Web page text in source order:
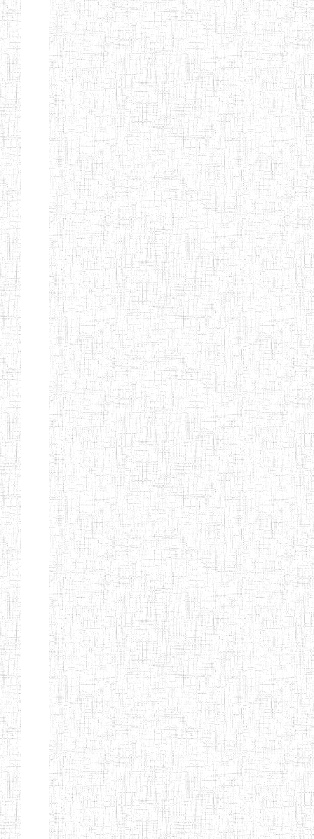
Chercher:
Effacer les filtres
Denomination
Type
Nature
Arrondissement
Denomination Création Type
ENIEG DE
MBALMAYO
01/08/2000 ENIEG
ENIEG DE
YOKADOUMA
11/07/2012 ENIEG
ENIEG
D'ABONG
MBANG
10/07/1983 ENIEG
ENIEG DE
BATOURI
12/06/2001 ENIEG
ENBIEG DE
BERTOUA
01/08/2001 ENIEG
ENIET DE
BERTOUA
01/08/2012 ENIET
ENIET DE
MAROUA
13/08/2013 ENIET
ENBIEG DE
MAROUA
01/01/1965 ENIEG